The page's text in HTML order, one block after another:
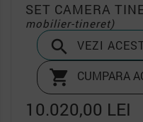
SET CAMERA
mobilier-tineret)
 VEZI
 CUMPARA
10.020,00 LEI